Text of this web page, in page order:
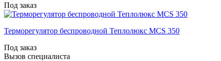
Под заказ
Терморегулятор беспроводной Теплолюкс MCS 350
Под заказ
Вызов специалиста